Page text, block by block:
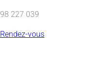
98 227 039
Rendez-vous